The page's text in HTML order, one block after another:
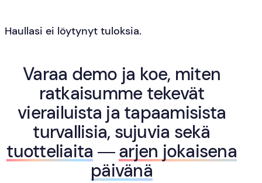
Haullasi ei löytynyt tuloksia.
Varaa demo ja koe, miten
ratkaisumme tekevät
vierailuista ja tapaamisista
turvallisia, sujuvia sekä
tuotteliaita —arjen jokaisena
päivänä